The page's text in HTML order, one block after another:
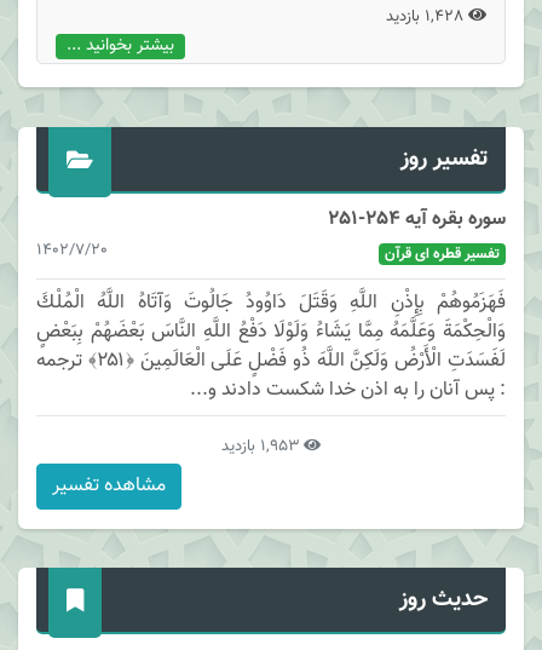
بیشتر بخوانید ...
تفسیر روز
سوره بقره آیه 254-251
1402/7/20 تفسیر قطره ای قرآن
فَهَزَمُوهُمْ بِإِذْنِ اللَّهِ وَقَتَلَ دَاوُودُ جَالُوتَ وَآتَاهُ اللَّهُ الْمُلْكَ
وَالْحِكْمَةَ وَعَلَّمَهُ مِمَّا يَشَاءُ وَلَوْلَا دَفْعُ اللَّهِ النَّاسَ بَعْضَهُمْ بِبَعْضٍ
لَفَسَدَتِ الْأَرْضُ وَلَكِنَّ اللَّهَ ذُو فَضْلٍ عَلَى الْعَالَمِينَ ﴿۲۵۱﴾ ترجمه
: پس آنان را به اذن خدا شكست دادند و...
مشاهده تفسیر
حدیث روز